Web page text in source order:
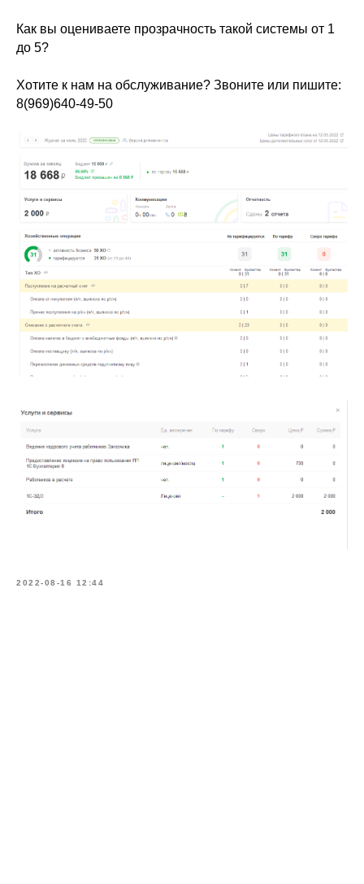
Как вы оцениваете прозрачность такой системы от 1
до 5?
Хотите к нам на обслуживание? Звоните или пишите:
8(969)640-49-50
2022-08-16 12:44